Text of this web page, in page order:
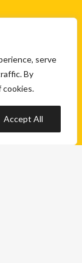
serve
By
cookies.
Accept All